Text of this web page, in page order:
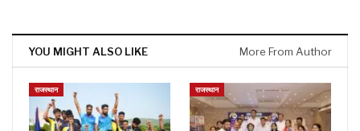
YOU MIGHT ALSO LIKE More From Author
राजस्थान राजस्थान